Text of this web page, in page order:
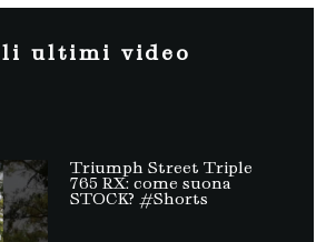
ultimi video
Triumph Street Triple
765 RX: come suona
STOCK? #Shorts